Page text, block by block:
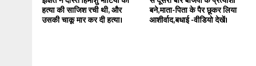
हत्या की साजिश रची थी, और
उसकी चाकू मार कर दी हत्या।
बने,माता-पिता के पैर छूकर लिया
आशीर्वाद,बधाई -वीडियो देखें।